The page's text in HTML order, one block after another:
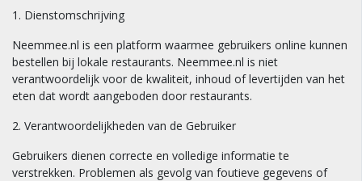
1. Dienstomschrijving
Neemmee.nl is een platform waarmee gebruikers online kunnen
bestellen bij lokale restaurants. Neemmee.nl is niet
verantwoordelijk voor de kwaliteit, inhoud of levertijden van het
eten dat wordt aangeboden door restaurants.
2. Verantwoordelijkheden van de Gebruiker
Gebruikers dienen correcte en volledige informatie te
verstrekken. Problemen als gevolg van foutieve gegevens of